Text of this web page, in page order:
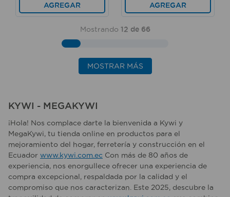
AGREGAR AGREGAR
Mostrando 12 de 66
MOSTRAR MÁS
KYWI - MEGAKYWI
¡Hola! Nos complace darte la bienvenida a Kywi y
MegaKywi, tu tienda online en productos para el
mejoramiento del hogar, ferretería y construcción en el
Ecuador www.kywi.com.ec Con más de 80 años de
experiencia, nos enorgullece ofrecer una experiencia de
compra excepcional, respaldada por la calidad y el
compromiso que nos caracterizan. Este 2025, descubre la